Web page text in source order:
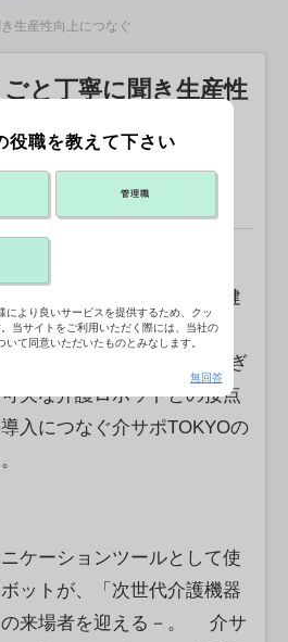
生産性向上につなぐ
と丁寧に聞き生産性
」開設から2年
上を目的に東京都福祉保健
職場サポートセンター
）は開設から2年が過ぎ
欠な介護ロボットとの接点
入につなぐ介サポTOKYOの
ケーションツールとして使
ットが、「次世代介護機器
の来場者を迎える－。 介サ
役職を教えて下さい
管理職
により良いサービスを提供するため、クッ
当サイトをご利用いただく際には、当社の
いて同意いただいたものとみなします。
無回答